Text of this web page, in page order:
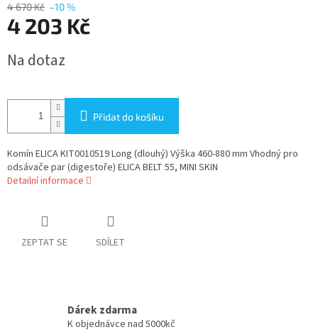
4 670 Kč –10 %
4 203 Kč
cena:
Na dotaz
Přidat do košíku
Komín ELICA KIT0010519 Long (dlouhý) Výška 460-880 mm Vhodný pro
odsávače par (digestoře) ELICA BELT 55, MINI SKIN
Detailní informace
ZEPTAT SE SDÍLET
Dárek zdarma
K objednávce nad 5000kč